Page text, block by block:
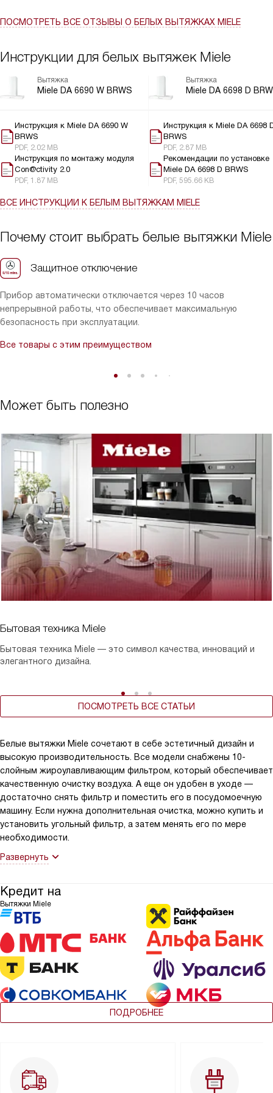
только освещает рабочую зону, но и создает уютную
ПОСМОТРЕТЬ ВСЕ ОТЗЫВЫ О БЕЛЫХ ВЫТЯЖКАХ MIELE
Инструкции для белых вытяжек Miele
Вытяжка
Miele DA 6690 W BRWS
Инструкция к Miele DA 6690 W
BRWS
PDF, 2.02 MB
Инструкция по монтажу модуля
Con@ctivity 2.0
PDF, 1.87 MB
Вытяжка
Miele DA 6698 D
Инструкция к Miele DA 6698
BRWS
PDF, 2.87 MB
Рекомендации по установке
Miele DA 6698 D BRWS
PDF, 595.66 KB
ВСЕ ИНСТРУКЦИИ К БЕЛЫМ ВЫТЯЖКАМ MIELE
Почему стоит выбрать белые вытяжки Miele
Защитное отключение
Прибор автоматически отключается через 10 часов
непрерывной работы, что обеспечивает максимальную
безопасность при эксплуатации.
Все товары с этим преимуществом
Может быть полезно
Бытовая техника Miele
Бытовая техника Miele — это символ качества, инноваций и
элегантного дизайна.
ПОСМОТРЕТЬ ВСЕ СТАТЬИ
Белые вытяжки Miele сочетают в себе эстетичный дизайн и
высокую производительность. Все модели снабжены 10-
слойным жироулавливающим фильтром, который обеспечивает
качественную очистку воздуха. А еще он удобен в уходе —
достаточно снять фильтр и поместить его в посудомоечную
машину. Если нужна дополнительная очистка, можно купить и
установить угольный фильтр, а затем менять его по мере
необходимости.
Развернуть
Кредит на
Вытяжки Miele
ПОДРОБНЕЕ